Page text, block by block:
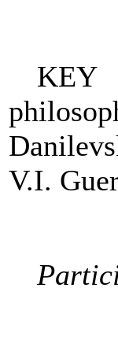
KEY
V.I.